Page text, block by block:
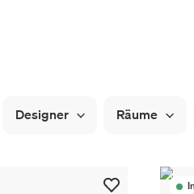
Designer Räume